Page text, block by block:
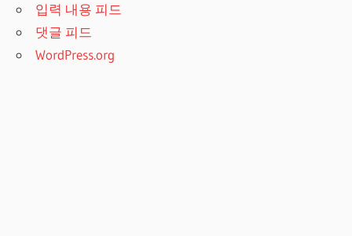
입력 내용 피드
댓글 피드
WordPress.org